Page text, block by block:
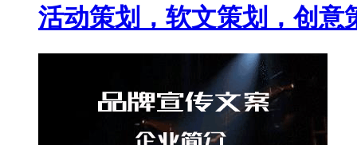
活动策划，软文策划，创意